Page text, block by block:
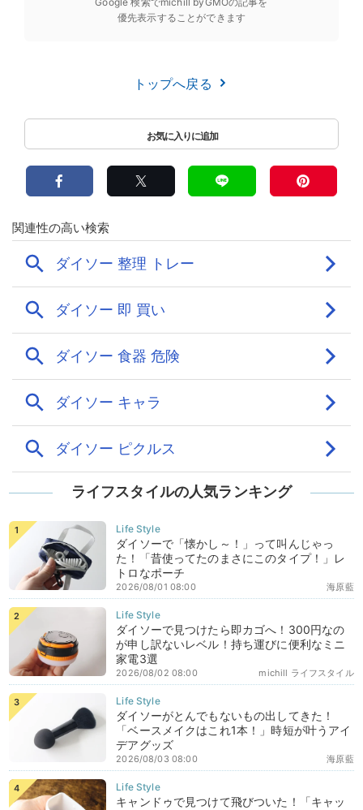
優先表示することができます
トップへ戻る
ライフスタイルの人気ランキング
ダイソーで「懐かし～！」って叫んじゃっ
た！「昔使ってたのまさにこのタイプ！」レ
トロなポーチ
海原藍
2026/08/01 08:00
ダイソーで見つけたら即カゴへ！300円なの
が申し訳ないレベル！持ち運びに便利なミニ
家電3選
michill ライフスタイル
2026/08/02 08:00
ダイソーがとんでもないもの出してきた！
「ベースメイクはこれ1本！」時短が叶うアイ
デアグッズ
海原藍
2026/08/03 08:00
キャンドゥで見つけて飛びついた！「キャッ